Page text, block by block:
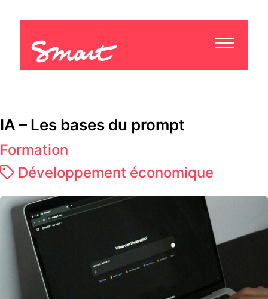
IA – Les bases du prompt
Formation
Développement économique